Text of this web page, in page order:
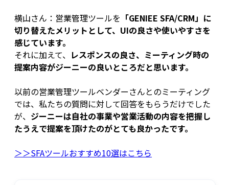
横山さん：営業管理ツールを 「GENIEE SFA/CRM」に
切り替えたメリットとして、UIの良さや使いやすさを
感じています。
それに加えて、 レスポンスの良さ、ミーティング時の
提案内容がジーニーの良いところだと思います。
以前の営業管理ツールベンダーさんとのミーティング
では、私たちの質問に対して回答をもらうだけでした
が、 ジーニーは自社の事業や営業活動の内容を把握し
たうえで提案を頂けたのがとても良かったです。
＞＞SFAツールおすすめ10選はこちら